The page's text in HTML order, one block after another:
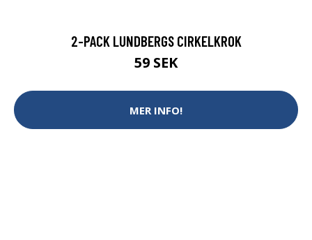
2-PACK LUNDBERGS CIRKELKROK
59 SEK
MER INFO!